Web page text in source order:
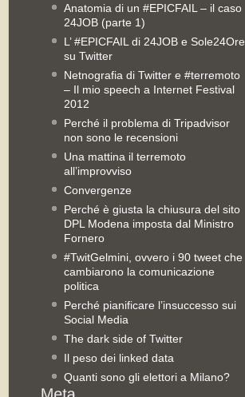
Anatomia di un #EPICFAIL – il caso
24JOB (parte 1)
L’ #EPICFAIL di 24JOB e Sole24Ore
su Twitter
Netnografia di Twitter e #terremoto
– Il mio speech a Internet Festival
2012
Perché il problema di Tripadvisor
non sono le recensioni
Una mattina il terremoto
all’improvviso
Convergenze
Perché è giusta la chiusura del sito
DPL Modena imposta dal Ministro
Fornero
#TwitGelmini, ovvero i 90 tweet che
cambiarono la comunicazione
politica
Perché pianificare l’insuccesso sui
Social Media
The dark side of Twitter
Il peso dei linked data
Quanti sono gli elettori a Milano?